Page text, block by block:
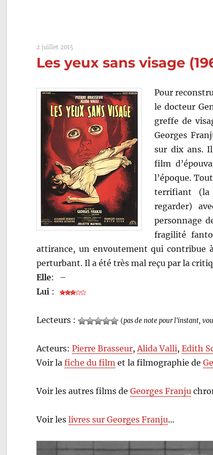
2 juillet 2015
Les yeux sans visage
Pour
le docteur
greffe de
Georges
sur dix ans. Il
film
l’époque.
terrifiant (la
regarder)
personnage
fragilité
attirance, un envoutement qui contribue
perturbant. Il a été très mal reçu par la
Elle:
–
Lui :
Lecteurs : (pas de note pour l'instant,
Acteurs:Pierre Brasseur,Alida Valli,Edith
Voir lafiche du film et la filmographie de
Voir les autres films deGeorges Franju
Voir leslivres sur Georges Franju…